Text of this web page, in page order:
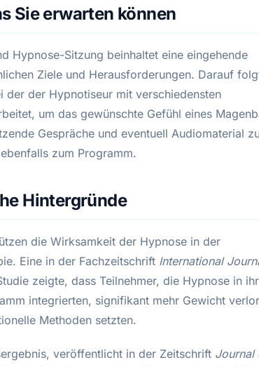
Sie erwarten können
Hypnose-Sitzung beinhaltet eine eingehende
Ziele und Herausforderungen. Darauf
der der Hypnotiseur mit verschiedensten
um das gewünschte Gefühl eines
Gespräche und eventuell Audiomaterial
zum Programm.
Hintergründe
die Wirksamkeit der Hypnose in der
Eine in der Fachzeitschrift International
zeigte, dass Teilnehmer, die Hypnose in ihr
integrierten, signifikant mehr Gewicht
Methoden setzten.
veröffentlicht in der Zeitschrift Journal